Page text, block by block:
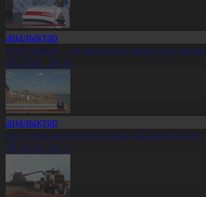
– ақ жартасқа қашалған тарих
20:14
тұзды көлдерде 6 адам қайтыс болған
20:13